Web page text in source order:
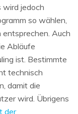
wird jedoch
so wählen,
Auch
Abläufe
ist. Bestimmte
technisch
damit die
wird. Übrigens
der